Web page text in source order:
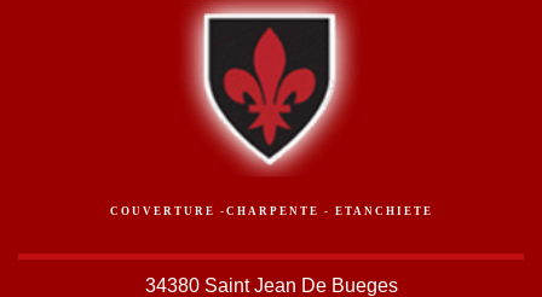
COUVERTURE -CHARPENTE - ETANCHIETE
34380 Saint Jean De Bueges